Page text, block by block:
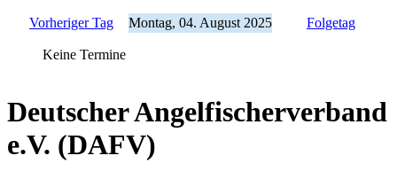
Vorheriger Tag Montag, 04. August 2025 Folgetag
Keine Termine
Deutscher Angelfischerverband
e.V. (DAFV)